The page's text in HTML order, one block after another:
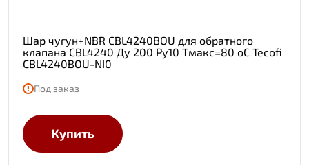
Шар чугун+NBR CBL4240BOU для обратного
клапана CBL4240 Ду 200 Ру10 Тмакс=80 оС Tecofi
CBL4240BOU-NI0
Под заказ
Купить